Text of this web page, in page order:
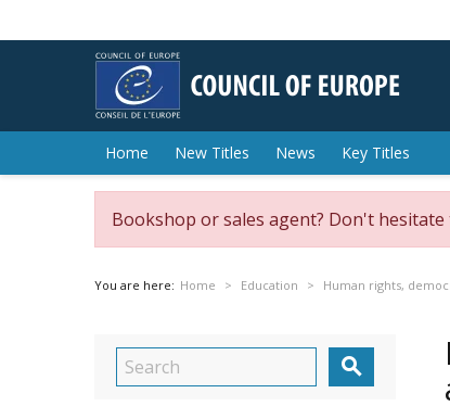
Home New Titles News Key Titles
Bookshop or sales agent? Don't
You are here: Home Education Human rights,
